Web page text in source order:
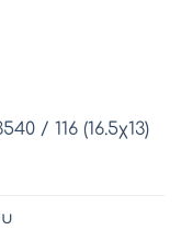
/ 116 (16.5χ13)